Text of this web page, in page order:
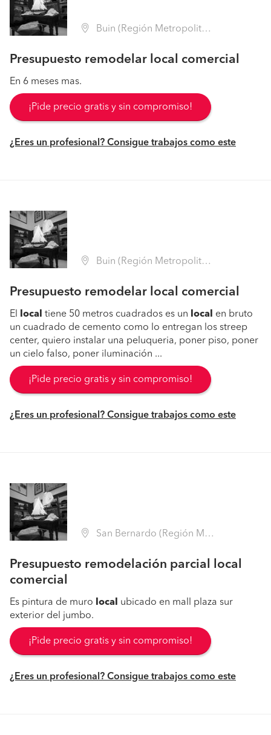
Buin (Región Metropolitana - Maipo)
Presupuesto remodelar local comercial
En 6 meses mas.
¡Pide precio gratis y sin compromiso!
¿Eres un profesional? Consigue trabajos como este
Buin (Región Metropolitana - Maipo)
Presupuesto remodelar local comercial
El local tiene 50 metros cuadrados es un local
en bruto
un cuadrado de cemento como lo entregan los streep
center, quiero instalar una peluqueria, poner piso, poner
un cielo falso, poner iluminación ...
¡Pide precio gratis y sin compromiso!
¿Eres un profesional? Consigue trabajos como este
San Bernardo (Región Metropolitana - Maipo)
Presupuesto remodelación parcial local
comercial
Es pintura de muro local
ubicado en mall plaza sur
exterior del jumbo.
¡Pide precio gratis y sin compromiso!
¿Eres un profesional? Consigue trabajos como este